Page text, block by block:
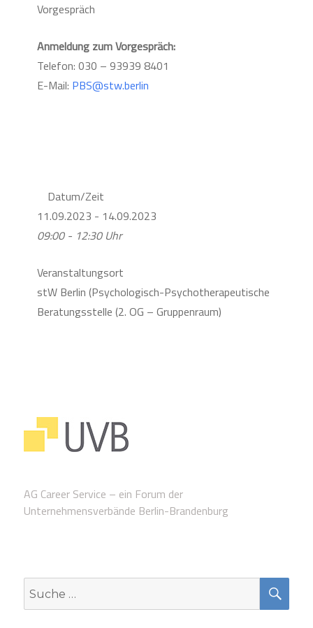
Vorgespräch
Anmeldung zum Vorgespräch:
Telefon: 030 – 93939 8401
E-Mail: PBS@stw.berlin
Datum/Zeit
11.09.2023 - 14.09.2023
09:00 - 12:30 Uhr
Veranstaltungsort
stW Berlin (Psychologisch-Psychotherapeutische
Beratungsstelle (2. OG – Gruppenraum)
AG Career Service – ein Forum der
Unternehmensverbände Berlin-Brandenburg
Suche
nach: